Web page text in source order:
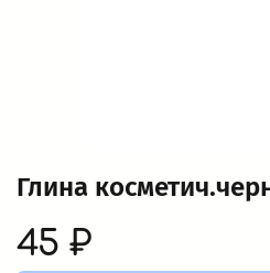
Глина
45 ₽